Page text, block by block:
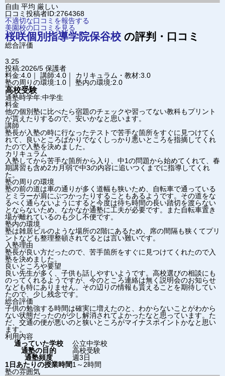
自由 平均 厳しい
口コミ投稿者ID:2764368
不適切な口コミを報告する
美園校の口コミを見る
桜咲個別指導学院保谷校 の評判・口コミ
総合評価
3.25
投稿:2026/5 保護者
料金:4.0｜ 講師:4.0｜ カリキュラム・教材:3.0
塾の周りの環境:1.0｜ 塾内の環境:2.0
高校受験
通塾時学年:中学生
料金
他の個別塾に比べたら宿題のチェックや習ってない教科もプリント
が貰えたりするので、安いかなと思います。
講師
塾長が入塾の時に行なったテストで苦手な箇所をすぐに見つけてく
れて、良いところばかりでなくしっかり悪いところを指摘してくれ
たので入塾を決めました。
カリキュラム
入塾してから苦手な箇所から入り、中1の問題から始めてくれて、春
期講習も含め2カ月弱で中3の内容に追いつくまでに指導してくれ
た。
塾の周りの環境
塾の前の道は車の通りが多く道幅も狭いため、自転車で通っている
とミラーが肩にぶつかったりすることもあるようです。その道をな
るべく通らないようにすると今度は待ち時間の長い踏切を渡らない
とならないため、なかなか通塾に工夫が必要です。また自転車置き
場が離れているのも少し不便です。
塾内の環境
塾は雑居ビルのような場所の2階にあるため、席の間隔も狭くてプリ
ントなども整理整頓されてるとは言い難いです。
入塾理由
塾長が良い方だったので、苦手箇所をすぐに見つけてくれたので入
塾を決めました。
良いところや要望
良い先生が多く、子供も話しやすいようです。高校選びの相談にも
のってくれるようですが、今のところ連絡は無く説明会のお知らせ
なども特にありません。その辺りの情報も貰えることを期待してい
たので、少し残念です。
総合評価
子供の勉強する時間は確実に増えたのと、わからないことがわから
ない状態だったのが少し解消されてよかったなと思っています。た
だ、交通の便が悪いのと狭いところがマイナスポイントかなと思い
ます。
利用内容
通っていた学校
公立中学校
通塾の目的
高校受験
通塾頻度
週3日
1日あたりの授業時間1～2時間
塾の雰囲気